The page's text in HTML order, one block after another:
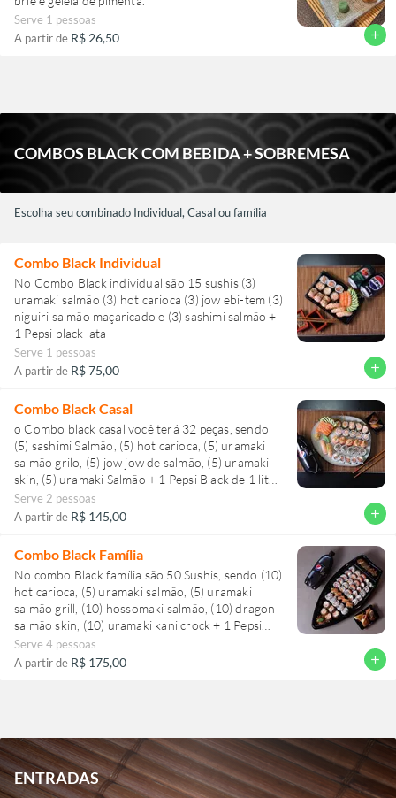
Serve 1 pessoas
A partir de R$ 26,50 add
COMBOS BLACK COM BEBIDA + SOBREMESA
Escolha seu combinado Individual, Casal ou família
Combo Black Individual
No Combo Black individual são 15 sushis (3)
uramaki salmão (3) hot carioca (3) jow ebi-tem (3)
niguiri salmão maçaricado e (3) sashimi salmão +
1 Pepsi black lata
Serve 1 pessoas
A partir de R$ 75,00 add
Combo Black Casal
o Combo black casal você terá 32 peças, sendo
(5) sashimi Salmão, (5) hot carioca, (5) uramaki
salmão grilo, (5) jow jow de salmão, (5) uramaki
skin, (5) uramaki Salmão + 1 Pepsi Black de 1 litro
ou 1 Guaraná antárctica de 1 litro + 1 Harumaki
de Banana com Chocolate
Serve 2 pessoas
A partir de R$ 145,00 add
Combo Black Família
No combo Black família são 50 Sushis, sendo (10)
hot carioca, (5) uramaki salmão, (5) uramaki
salmão grill, (10) hossomaki salmão, (10) dragon
salmão skin, (10) uramaki kani crock + 1 Pepsi
black ou 1 Guaraná antárctica de 1 litro + 1
harumaki de banana com chocolate e 1 harumaki
Serve 4 pessoas
A partir de R$ 175,00 add
ENTRADAS